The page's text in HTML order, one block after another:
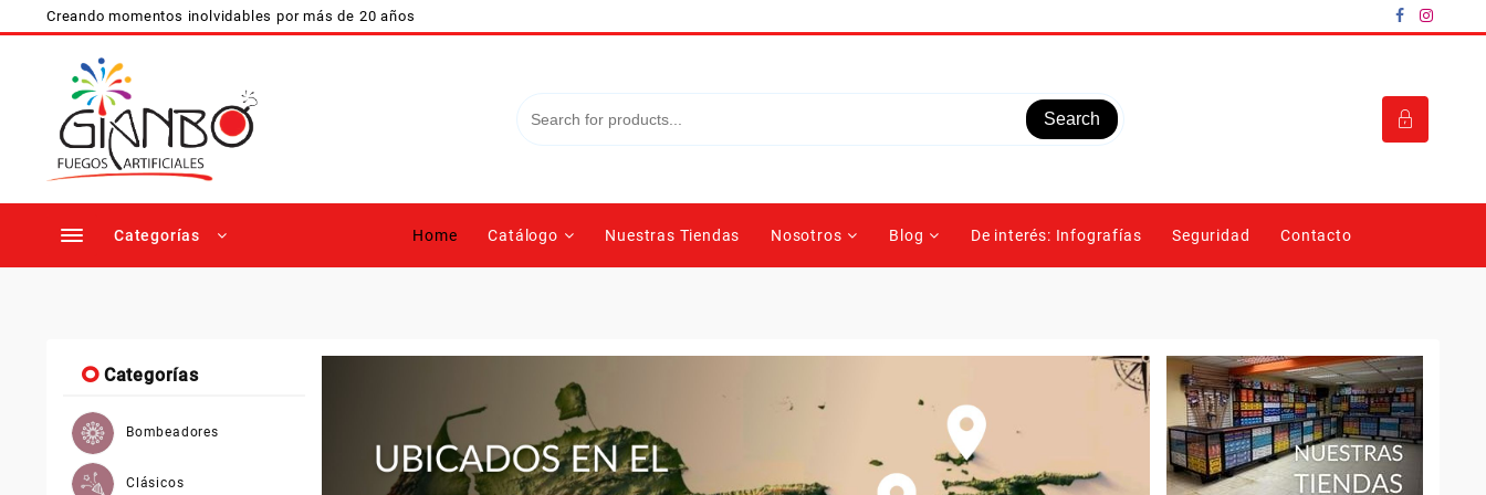
al
Creando momentos inolvidables por más de 20 años
Search
Categorías Home Catálogo Nuestras Tiendas Nosotros Blog De interés: Infografías Seguridad Contacto
Categorías
Bombeadores
Clásicos